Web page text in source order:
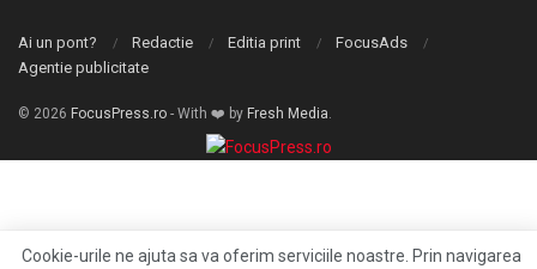
Ai un pont? Redactie Editia print
FocusAds
Agentie publicitate
© 2026 FocusPress.ro - With ❤️ by Fresh Media.
Cookie-urile ne ajuta sa va oferim serviciile noastre. Prin navigarea